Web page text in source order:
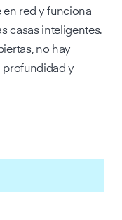
en red y funciona
casas inteligentes.
no hay
profundidad y